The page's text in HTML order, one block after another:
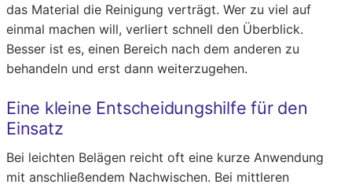
das Material die Reinigung verträgt. Wer zu viel auf
einmal machen will, verliert schnell den Überblick.
Besser ist es, einen Bereich nach dem anderen zu
behandeln und erst dann weiterzugehen.
Eine kleine Entscheidungshilfe für den
Einsatz
Bei leichten Belägen reicht oft eine kurze Anwendung
mit anschließendem Nachwischen. Bei mittleren